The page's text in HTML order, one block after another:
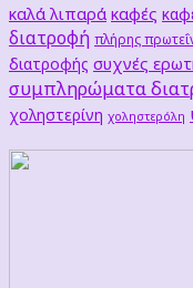
καλά λιπαρά καφές
διατροφή πλήρης
διατροφής συχνές
συμπληρώματα
χοληστερίνη χοληστερόλη